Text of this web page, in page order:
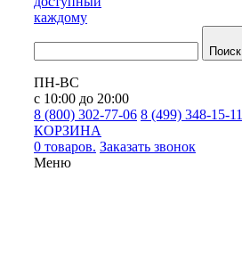
каждому
Поиск
ПН-ВС
с 10:00 до 20:00
8 (800) 302-77-06 8 (499) 348-15-11
КОРЗИНА
0 товаров. Заказать звонок
Меню